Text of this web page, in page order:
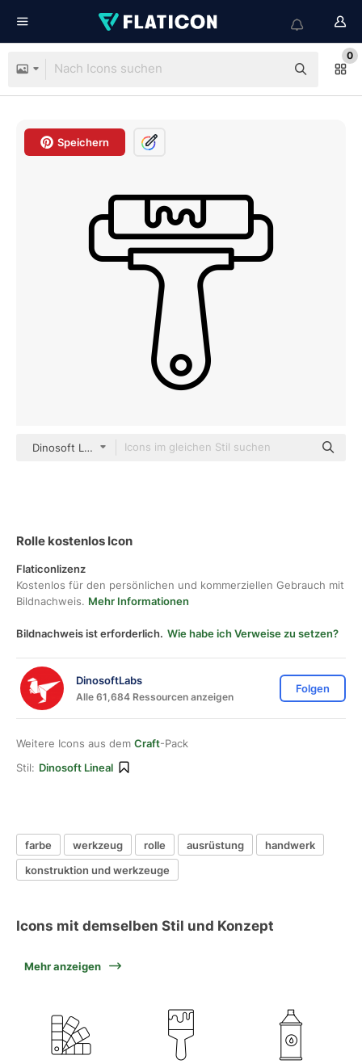
0
Speichern
Dinosoft Lineal
Rolle kostenlos Icon
Flaticonlizenz
Kostenlos für den persönlichen und kommerziellen Gebrauch mit
Bildnachweis. Mehr Informationen
Bildnachweis ist erforderlich. Wie habe ich Verweise zu setzen?
DinosoftLabs
Alle 61,684 Ressourcen anzeigen
Folgen
Weitere Icons aus dem Craft-Pack
Stil: Dinosoft Lineal
farbe werkzeug rolle ausrüstung
handwerk
konstruktion und werkzeuge
Icons mit demselben Stil und Konzept
Mehr anzeigen